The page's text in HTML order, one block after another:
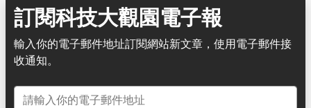
訂閱科技大觀園電子報
輸入你的電子郵件地址訂閱網站新文章，使用電子郵件接
收通知。
電子郵件地址